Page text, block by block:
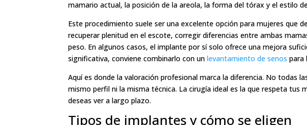
mamario actual, la posición de la areola, la forma del tórax y el estilo
Este procedimiento suele ser una excelente opción para mujeres que
recuperar plenitud en el escote, corregir diferencias entre ambas
peso. En algunos casos, el implante por sí solo ofrece una mejora
significativa, conviene combinarlo con unlevantamiento de senos para
Aquí es donde la valoración profesional marca la diferencia. No todas
mismo perfil ni la misma técnica. La cirugía ideal es la que respeta tus
deseas ver a largo plazo.
Tipos de implantes y cómo se eligen